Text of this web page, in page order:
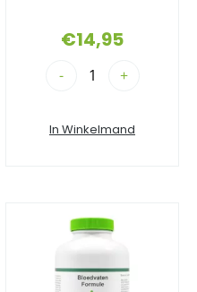
€14,95
- +
In Winkelmand